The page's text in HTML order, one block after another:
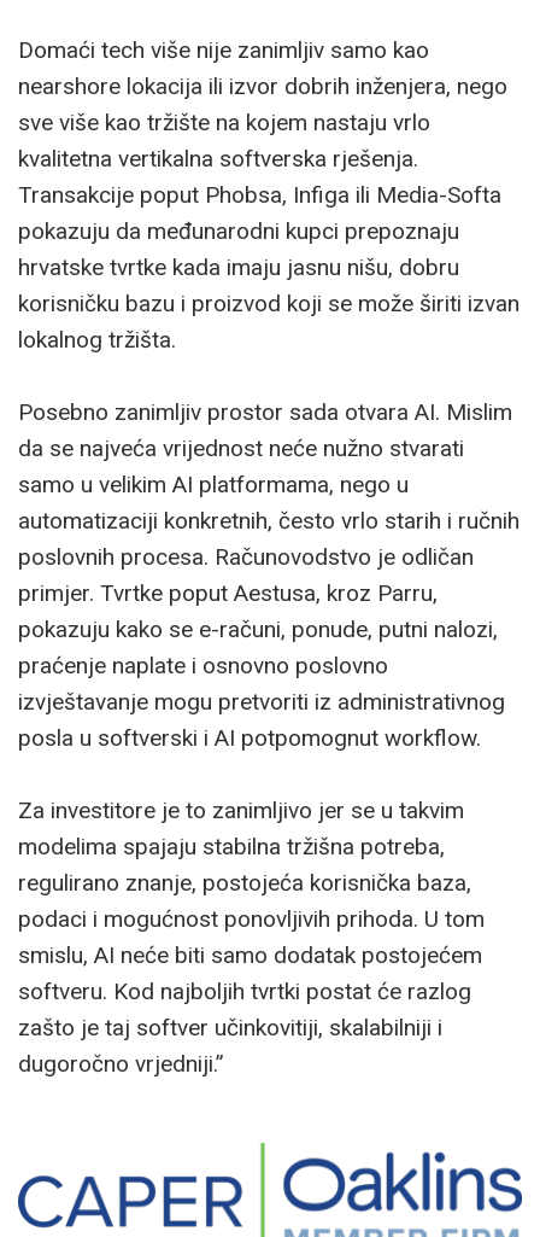
Domaći tech više nije zanimljiv samo kao
nearshore lokacija ili izvor dobrih inženjera, nego
sve više kao tržište na kojem nastaju vrlo
kvalitetna vertikalna softverska rješenja.
Transakcije poput Phobsa, Infiga ili Media-Softa
pokazuju da međunarodni kupci prepoznaju
hrvatske tvrtke kada imaju jasnu nišu, dobru
korisničku bazu i proizvod koji se može širiti izvan
lokalnog tržišta.
Posebno zanimljiv prostor sada otvara AI. Mislim
da se najveća vrijednost neće nužno stvarati
samo u velikim AI platformama, nego u
automatizaciji konkretnih, često vrlo starih i ručnih
poslovnih procesa. Računovodstvo je odličan
primjer. Tvrtke poput Aestusa, kroz Parru,
pokazuju kako se e-računi, ponude, putni nalozi,
praćenje naplate i osnovno poslovno
izvještavanje mogu pretvoriti iz administrativnog
posla u softverski i AI potpomognut workflow.
Za investitore je to zanimljivo jer se u takvim
modelima spajaju stabilna tržišna potreba,
regulirano znanje, postojeća korisnička baza,
podaci i mogućnost ponovljivih prihoda. U tom
smislu, AI neće biti samo dodatak postojećem
softveru. Kod najboljih tvrtki postat će razlog
zašto je taj softver učinkovitiji, skalabilniji i
dugoročno vrjedniji.”